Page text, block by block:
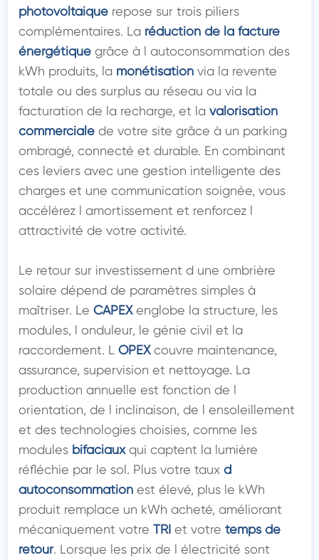
photovoltaique repose sur trois piliers
complémentaires. La réduction de la facture
énergétique grâce à l autoconsommation des
kWh produits, la monétisation via la revente
totale ou des surplus au réseau ou via la
facturation de la recharge, et la valorisation
commerciale de votre site grâce à un parking
ombragé, connecté et durable. En combinant
ces leviers avec une gestion intelligente des
charges et une communication soignée, vous
accélérez l amortissement et renforcez l
attractivité de votre activité.
Le retour sur investissement d une ombrière
solaire dépend de paramètres simples à
maîtriser. Le CAPEX englobe la structure, les
modules, l onduleur, le génie civil et la
raccordement. L OPEX couvre maintenance,
assurance, supervision et nettoyage. La
production annuelle est fonction de l
orientation, de l inclinaison, de l ensoleillement
et des technologies choisies, comme les
modules bifaciaux qui captent la lumière
réfléchie par le sol. Plus votre taux d
autoconsommation est élevé, plus le kWh
produit remplace un kWh acheté, améliorant
mécaniquement votre TRI et votre temps de
retour. Lorsque les prix de l électricité sont